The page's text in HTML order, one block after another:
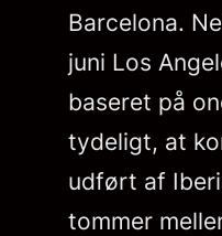
Barcelona.
juni Los
baseret på
tydeligt, at
udført af
tommer